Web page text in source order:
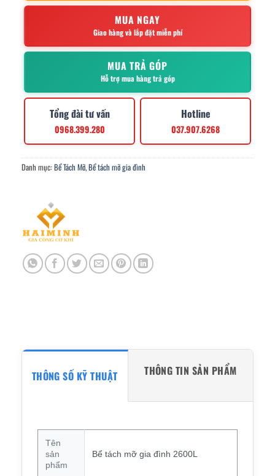
MUA NGAY
Giao hàng và lắp đặt miễn phí
MUA TRẢ GÓP
Hỗ trợ mua hàng trả góp
Tổng đài tư vấn
0968.399.280
Hotline
037.907.6268
Danh mục: Bể Tách Mỡ,Bể tách mỡ gia đình
THÔNG SỐ KỸ THUẬT THÔNG TIN SẢN PHẨM
Tên
sản
phẩm
Bể tách mỡ gia đình 2600L